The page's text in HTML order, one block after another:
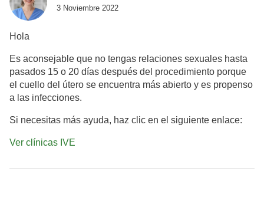
3 Noviembre 2022
Hola
Es aconsejable que no tengas relaciones sexuales hasta
pasados 15 o 20 días después del procedimiento porque
el cuello del útero se encuentra más abierto y es propenso
a las infecciones.
Si necesitas más ayuda, haz clic en el siguiente enlace:
Ver clínicas IVE